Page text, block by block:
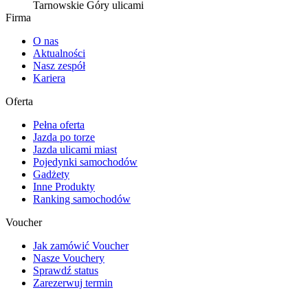
Tarnowskie Góry ulicami
Firma
O nas
Aktualności
Nasz zespół
Kariera
Oferta
Pełna oferta
Jazda po torze
Jazda ulicami miast
Pojedynki samochodów
Gadżety
Inne Produkty
Ranking samochodów
Voucher
Jak zamówić Voucher
Nasze Vouchery
Sprawdź status
Zarezerwuj termin